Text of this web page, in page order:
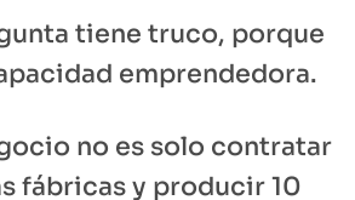
tiene truco, porque
emprendedora.
no es solo contratar
fábricas y producir 10